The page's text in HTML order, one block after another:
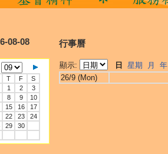
08-08
T F
S
1
2
3
8 9
10
15 16
17
22 23
24
29 30
行事曆
顯示: 日 星期 月 年
26/9 (Mon)